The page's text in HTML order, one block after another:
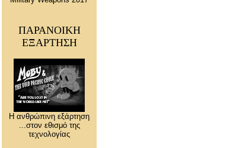
ΠΑΡΑΝΟΙΚΗ
ΕΞΑΡΤΗΣΗ
Η ανθρώπινη εξάρτηση
...στον εθισμό της
τεχνολογίας